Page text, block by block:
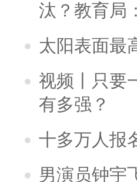
汰？教育局
太阳表面最
视频丨只要
有多强？
十多万人报
男演员钟宇